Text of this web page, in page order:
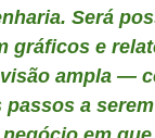
Será
gráficos e
ampla —
a